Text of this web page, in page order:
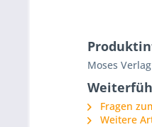
Moses
Fragen
Weitere